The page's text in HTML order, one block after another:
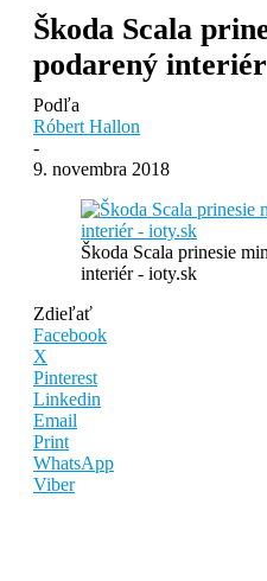
Škoda Scala
podarený interiér
Podľa
Róbert Hallon
-
9. novembra 2018
Škoda Scala prinesie
interiér - ioty.sk
Zdieľať
Facebook
X
Pinterest
Linkedin
Email
Print
WhatsApp
Viber